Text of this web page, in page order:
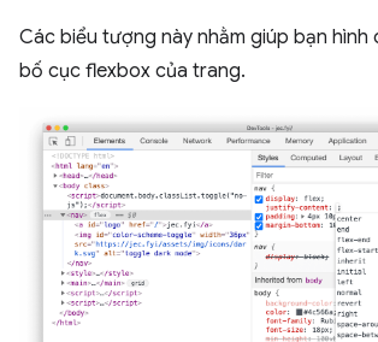
Các biểu tượng này nhằm giúp bạn hình
bố cục flexbox của trang.